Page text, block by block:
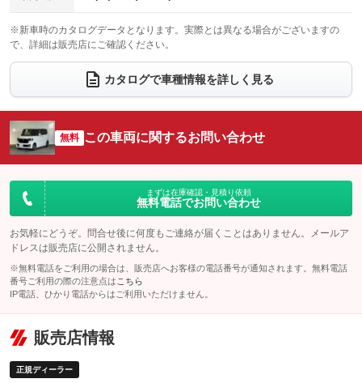
：装備なし ：装備あり
ウォークスルー
：装備なし
電動リアゲート フロントカメラ
：装備なし
：装備なし ：装備なし
サイドカメラ
：装備なし ルーフレール
：装備なし
：装備なし
：装備なし
※新車時のカタログデータとなります。実際とは異なる場合がございますの
で、詳細は販売店にご確認ください。
カタログで車種情報を詳しく見る
無料 この車両に関するお問い合わせ
まずは在庫確認・見積り依頼
無料電話でお問い合わせ
お気軽にどうぞ。問合せ後に何度もご連絡が届くことはありません。メールア
ドレスは販売店に公開されません。
※無料電話をご利用の場合は、販売店へお客様の電話番号が通知されます。無料電話
番号ご利用の際の注意点は こちら
IP電話、ひかり電話からはご利用いただけません。
販売店情報
正規ディーラー